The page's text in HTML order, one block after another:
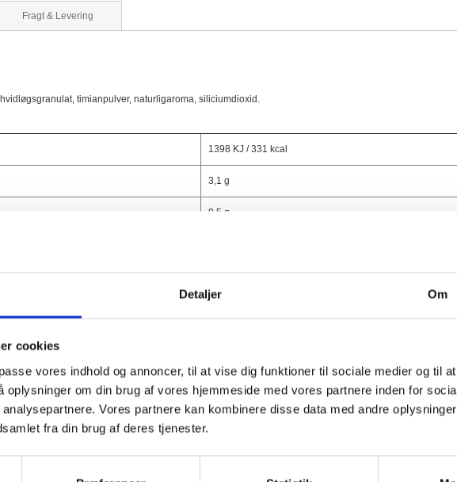
Detaljer Om
cookies
vores indhold og annoncer, til at vise dig funktioner til sociale medier og til
oplysninger om din brug af vores hjemmeside med vores partnere inden for
Vores partnere kan kombinere disse data med andre
fra din brug af deres tjenester.
timianpulver, naturligaroma, siliciumdioxid.
1398 KJ / 331 kcal
3,1 g
0,5 g
61,7 g
Fragt & Levering
Alternativer